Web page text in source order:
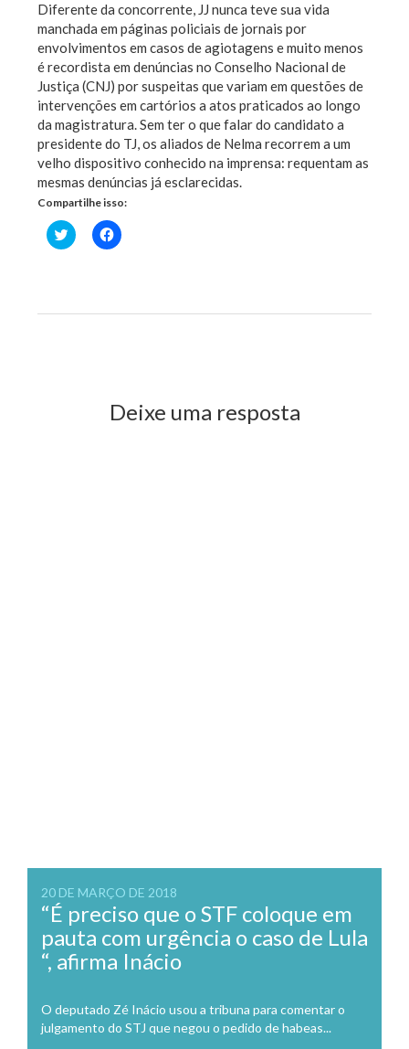
Diferente da concorrente, JJ nunca teve sua vida
manchada em páginas policiais de jornais por
envolvimentos em casos de agiotagens e muito menos
é recordista em denúncias no Conselho Nacional de
Justiça (CNJ) por suspeitas que variam em questões de
intervenções em cartórios a atos praticados ao longo
da magistratura. Sem ter o que falar do candidato a
presidente do TJ, os aliados de Nelma recorrem a um
velho dispositivo conhecido na imprensa: requentam as
mesmas denúncias já esclarecidas.
Compartilhe isso:
Clique
para
janela)
Clique
para
janela)
Deixe uma resposta
20 DE MARÇO DE 2018
“É preciso que o STF coloque em
pauta com urgência o caso de Lula
“, afirma Inácio
O deputado Zé Inácio usou a tribuna para comentar o
julgamento do STJ que negou o pedido de habeas...